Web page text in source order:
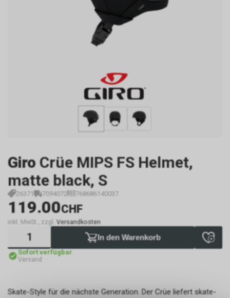
Giro Crüe MIPS FS Helmet,
matte black, S
26371 7094072 768686140037
119.00CHF
inkl. MwSt., zzgl. Versandkosten
In den Warenkorb
Sofort verfügbar
Versand
Skate-Style für die nächste Generation. Der Crüe liefert skate-